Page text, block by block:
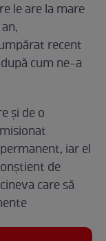
le are la mare
recent
cum ne-a
și de o
iar el
de
care să